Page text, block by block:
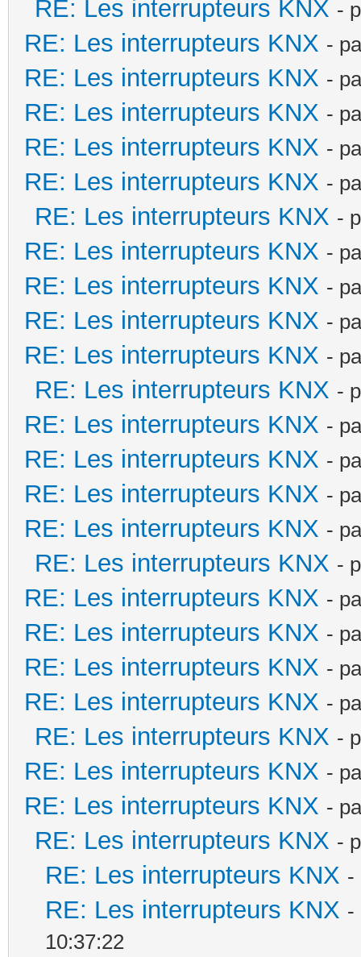
RE: Les interrupteurs KNX -
RE: Les interrupteurs KNX -
RE: Les interrupteurs KNX -
RE: Les interrupteurs KNX -
RE: Les interrupteurs KNX -
RE: Les interrupteurs KNX -
RE: Les interrupteurs KNX -
RE: Les interrupteurs KNX -
RE: Les interrupteurs KNX -
RE: Les interrupteurs KNX -
RE: Les interrupteurs KNX -
RE: Les interrupteurs KNX -
RE: Les interrupteurs KNX -
RE: Les interrupteurs KNX -
RE: Les interrupteurs KNX -
RE: Les interrupteurs KNX -
RE: Les interrupteurs KNX -
RE: Les interrupteurs KNX -
RE: Les interrupteurs KNX -
RE: Les interrupteurs KNX -
RE: Les interrupteurs KNX -
RE: Les interrupteurs KNX -
RE: Les interrupteurs KNX -
RE: Les interrupteurs KNX -
RE: Les interrupteurs KNX -
RE: Les interrupteurs KNX -
RE: Les interrupteurs KNX -
10:37:22